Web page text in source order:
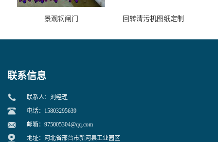
景观钢闸门 回转清污机图纸定制
联系信息
联系人：刘经理
电话：15803295639
邮箱： 975005304@qq.com
地址：河北省邢台市新河县工业园区